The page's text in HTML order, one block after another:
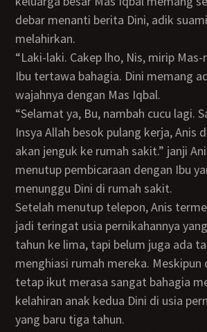
debar menanti berita Dini, adik
melahirkan.
“Laki-laki. Cakep lho, Nis, mirip Mas-mu waktu bayi”
Ibu tertawa bahagia. Dini memang
wajahnya dengan Mas Iqbal.
“Selamat ya, Bu, nambah cucu lagi. Salam buat Dini,
Insya Allah besok pulang kerja, Anis
akan jenguk ke rumah sakit.” janji
menutup pembicaraan dengan Ibu
menunggu Dini di rumah sakit.
Setelah menutup telepon, Anis termenung sesaat. Ia
jadi teringat usia pernikahannya
tahun ke lima, tapi belum juga ada
menghiasi rumah mereka. Meskipun
tetap ikut merasa sangat bahagia
kelahiran anak kedua Dini di usia
yang baru tiga tahun.